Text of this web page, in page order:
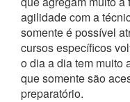
agilidade com a
somente é possível
cursos específicos
o dia a dia tem muito
que somente são
preparatório.